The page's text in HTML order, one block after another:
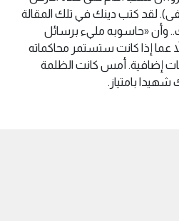
لقد كتب دينك في تلك المقالة
وأن «حاسوبه مليء برسائل
عما إذا كانت ستستمر محاكماته
إضافية. أمس كانت الظلمة
بامتياز.